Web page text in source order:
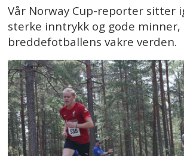
Vår Norway Cup-reporter sitter
sterke inntrykk og gode
breddefotballens vakre verden.